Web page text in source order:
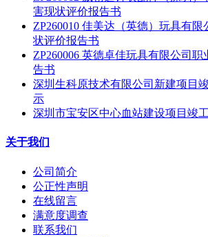
害现状评价报告书
ZP260010 佳美达（英德）玩具有
状评价报告书
ZP260006 英德卓佳玩具有限公司
告书
深圳生科原技术有限公司新建项目
示
深圳市宝安区中心血站建设项目竣
关于我们
公司简介
公正性声明
在线留言
满意度调查
联系我们